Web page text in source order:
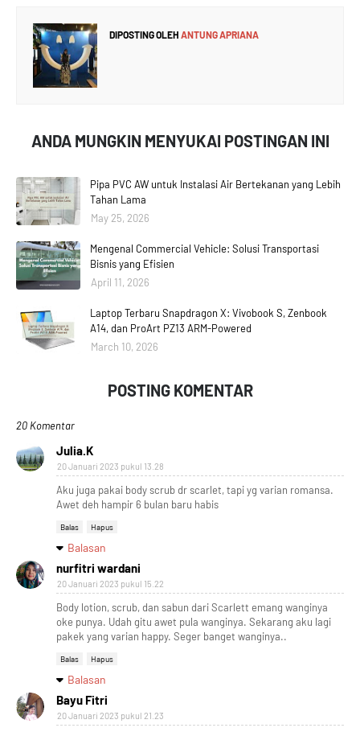
DIPOSTING OLEH ANTUNG APRIANA
ANDA MUNGKIN MENYUKAI POSTINGAN INI
Pipa PVC AW untuk Instalasi Air Bertekanan yang Lebih
Tahan Lama
May 25, 2026
Mengenal Commercial Vehicle: Solusi Transportasi
Bisnis yang Efisien
April 11, 2026
Laptop Terbaru Snapdragon X: Vivobook S, Zenbook
A14, dan ProArt PZ13 ARM-Powered
March 10, 2026
POSTING KOMENTAR
20 Komentar
Julia.K
20 Januari 2023 pukul 13.28
Aku juga pakai body scrub dr scarlet, tapi yg varian romansa.
Awet deh hampir 6 bulan baru habis
Balas Hapus
Balasan
nurfitri wardani
20 Januari 2023 pukul 15.22
Body lotion, scrub, dan sabun dari Scarlett emang wanginya
oke punya. Udah gitu awet pula wanginya. Sekarang aku lagi
pakek yang varian happy. Seger banget wanginya..
Balas Hapus
Balasan
Bayu Fitri
20 Januari 2023 pukul 21.23